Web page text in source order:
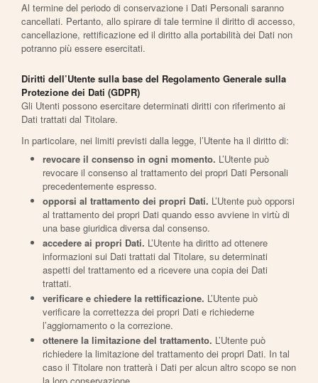
Al termine del periodo di conservazione i Dati Personali saranno
cancellati. Pertanto, allo spirare di tale termine il diritto di accesso,
cancellazione, rettificazione ed il diritto alla portabilità dei Dati non
potranno più essere esercitati.
Diritti dell’Utente sulla base del Regolamento Generale sulla
Protezione dei Dati (GDPR)
Gli Utenti possono esercitare determinati diritti con riferimento ai
Dati trattati dal Titolare.
In particolare, nei limiti previsti dalla legge, l’Utente ha il diritto di:
revocare il consenso in ogni momento. L’Utente può
revocare il consenso al trattamento dei propri Dati Personali
precedentemente espresso.
opporsi al trattamento dei propri Dati. L’Utente può opporsi
al trattamento dei propri Dati quando esso avviene in virtù di
una base giuridica diversa dal consenso.
accedere ai propri Dati. L’Utente ha diritto ad ottenere
informazioni sui Dati trattati dal Titolare, su determinati
aspetti del trattamento ed a ricevere una copia dei Dati
trattati.
verificare e chiedere la rettificazione. L’Utente può
verificare la correttezza dei propri Dati e richiederne
l’aggiornamento o la correzione.
ottenere la limitazione del trattamento. L’Utente può
richiedere la limitazione del trattamento dei propri Dati. In tal
caso il Titolare non tratterà i Dati per alcun altro scopo se non